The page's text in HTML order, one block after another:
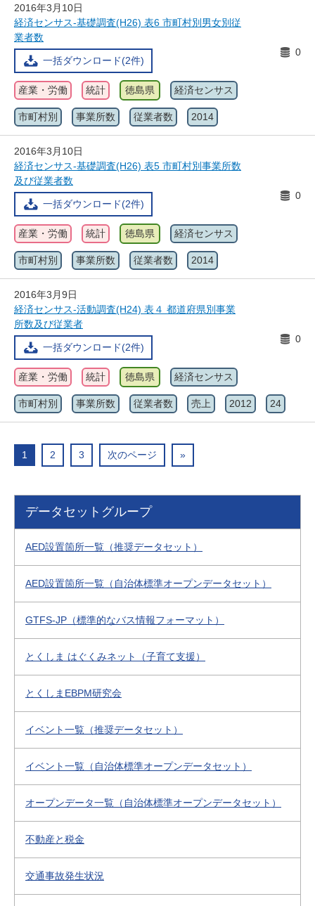
2016年3月10日
経済センサス-基礎調査(H26) 表6 市町村別男女別従
業者数
一括ダウンロード(2件)
0
産業・労働 統計 徳島県 経済センサス
市町村別 事業所数 従業者数 2014
2016年3月10日
経済センサス-基礎調査(H26) 表5 市町村別事業所数
及び従業者数
一括ダウンロード(2件)
0
産業・労働 統計 徳島県 経済センサス
市町村別 事業所数 従業者数 2014
2016年3月9日
経済センサス-活動調査(H24) 表４ 都道府県別事業
所数及び従業者
一括ダウンロード(2件)
0
産業・労働 統計 徳島県 経済センサス
市町村別 事業所数 従業者数 売上 2012 24
1 2 3 次のページ »
データセットグループ
AED設置箇所一覧（推奨データセット）
AED設置箇所一覧（自治体標準オープンデータセット）
GTFS-JP（標準的なバス情報フォーマット）
とくしま はぐくみネット（子育て支援）
とくしまEBPM研究会
イベント一覧（推奨データセット）
イベント一覧（自治体標準オープンデータセット）
オープンデータ一覧（自治体標準オープンデータセット）
不動産と税金
交通事故発生状況